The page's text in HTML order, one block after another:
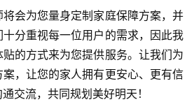
会为您量身定制家庭保障方案，并
分重视每一位用户的需求，因此我
的方式来为您提供服务。让我们为
，让您的家人拥有更安心、更有信
交流，共同规划美好明天！